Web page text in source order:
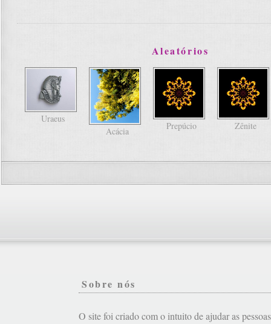
Aleatórios
Uraeus
Acácia
Prepúcio Zênite
Sobre nós
O site foi criado com o intuito de ajudar as